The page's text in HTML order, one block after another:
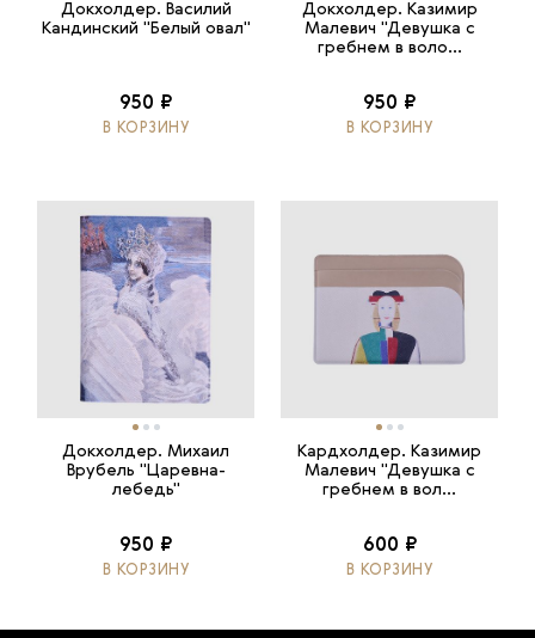
Докхолдер. Василий
Кандинский "Белый овал"
950 ₽
В КОРЗИНУ
Докхолдер. Казимир
Малевич "Девушка с
гребнем в воло...
950 ₽
В КОРЗИНУ
Докхолдер. Михаил
Врубель "Царевна-
лебедь"
950 ₽
В КОРЗИНУ
Кардхолдер. Казимир
Малевич "Девушка с
гребнем в вол...
600 ₽
В КОРЗИНУ